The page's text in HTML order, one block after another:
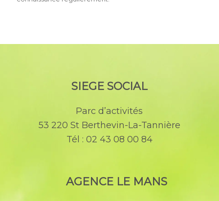
SIEGE SOCIAL
Parc d’activités
53 220 St Berthevin-La-Tannière
Tél : 02 43 08 00 84
AGENCE LE MANS